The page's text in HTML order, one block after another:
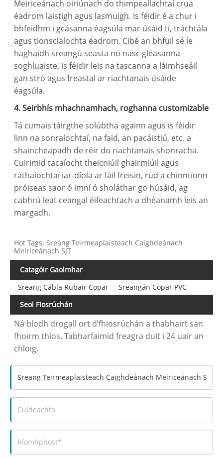
Meiriceánach oiriúnach do thimpeallachtaí crua
éadrom laistigh agus lasmuigh. Is féidir é a chur i
bhfeidhm i gcásanna éagsúla mar úsáid tí, tráchtála
agus tionsclaíochta éadrom. Cibé an bhfuil sé le
haghaidh sreangú seasta nó nasc gléasanna
soghluaiste, is féidir leis na tascanna a láimhseáil
gan stró agus freastal ar riachtanais úsáide
éagsúla.
4. Seirbhís mhachnamhach, roghanna customizable
Tá cumais táirgthe solúbtha againn agus is féidir
linn na sonraíochtaí, na faid, an pacáistiú, etc. a
shaincheapadh de réir do riachtanais shonracha.
Cuirimid tacaíocht theicniúil ghairmiúil agus
ráthaíochtaí iar-díola ar fáil freisin, rud a chinntíonn
próiseas saor ó imní ó sholáthar go húsáid, ag
cabhrú leat ceangal éifeachtach a dhéanamh leis an
margadh.
Hot Tags: Sreang Teirmeaplaisteach Caighdeánach
Meiriceánach SJT
Catagóir Gaolmhar
Sreang Cábla Rubair Copar
Sreangán Copar PVC
Seol Fiosrúchán
Ná bíodh drogall ort d’fhiosrúchán a thabhairt san
fhoirm thíos. Tabharfaimid freagra duit i 24 uair an
chloig.